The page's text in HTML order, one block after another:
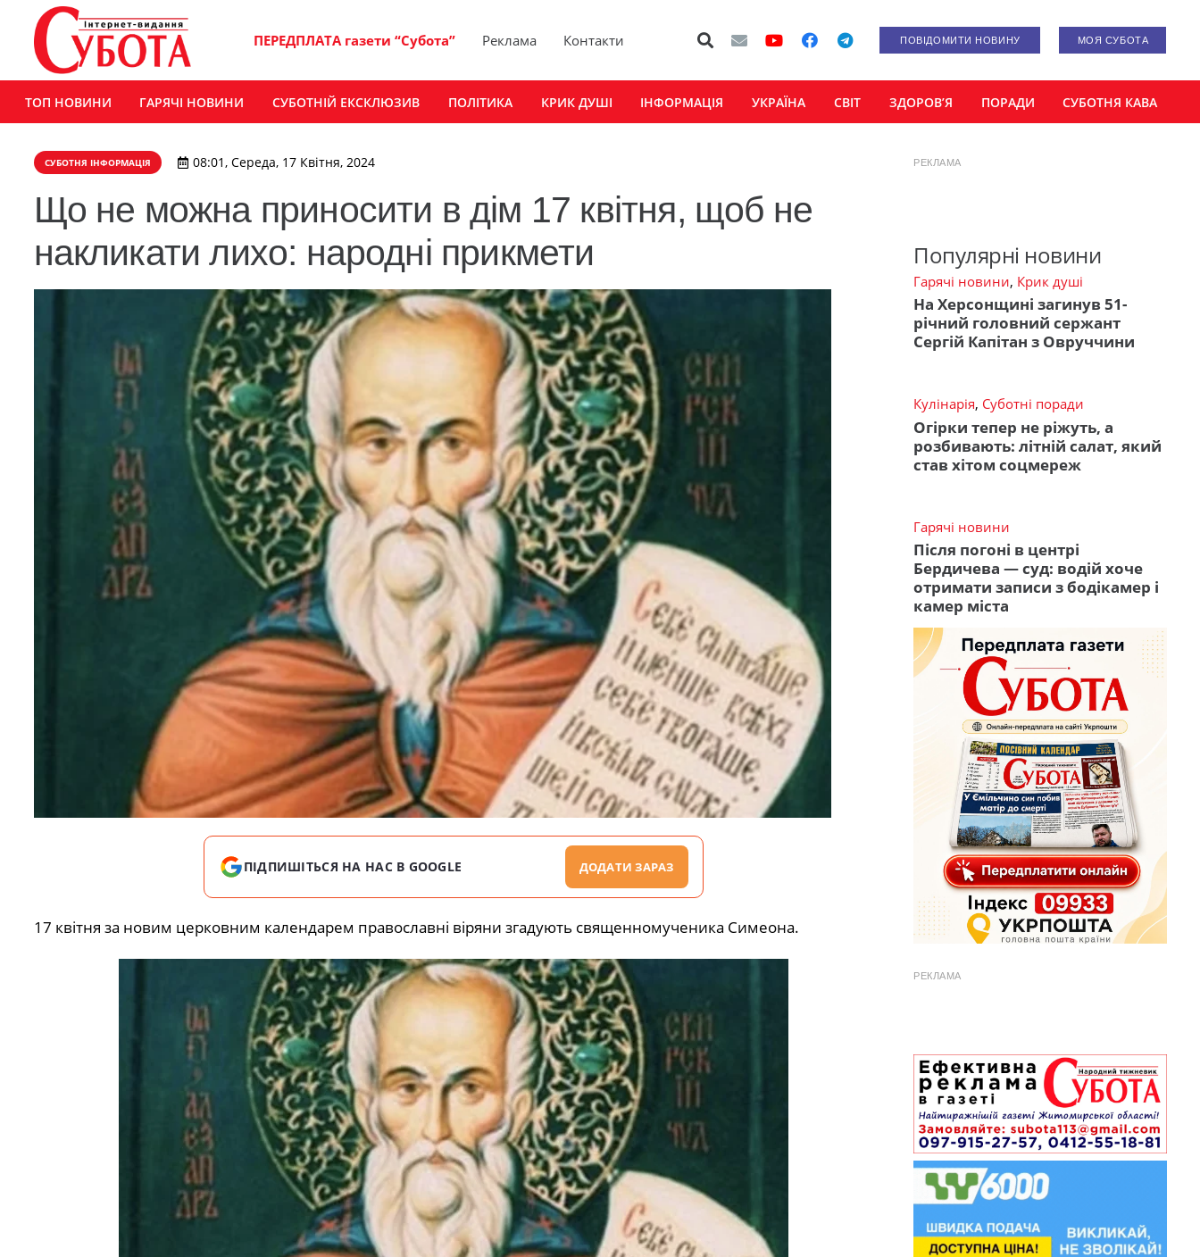
ПЕРЕДПЛАТА газети “Субота” Реклама Контакти ПОВІДОМИТИ НОВИНУ МОЯ СУБОТА
ТОП НОВИНИ ГАРЯЧІ НОВИНИ СУБОТНІЙ ЕКСКЛЮЗИВ ПОЛІТИКА КРИК ДУШІ ІНФОРМАЦІЯ УКРАЇНА СВІТ ЗДОРОВ’Я ПОРАДИ СУБОТНЯ КАВА
СУБОТНЯ ІНФОРМАЦІЯ 08:01, Середа, 17 Квітня, 2024
Що не можна приносити в дім 17 квітня, щоб не
накликати лихо: народні прикмети
ПІДПИШІТЬСЯ НА НАС В GOOGLE ДОДАТИ ЗАРАЗ
17 квітня за новим церковним календарем православні віряни згадують священномученика Симеона.
РЕКЛАМА
Популярні новини
Гарячі новини, Крик душі
На Херсонщині загинув 51-
річний головний сержант
Сергій Капітан з Овруччини
Кулінарія, Суботні поради
Огірки тепер не ріжуть, а
розбивають: літній салат, який
став хітом соцмереж
Гарячі новини
Після погоні в центрі
Бердичева — суд: водій хоче
отримати записи з бодікамер і
камер міста
РЕКЛАМА